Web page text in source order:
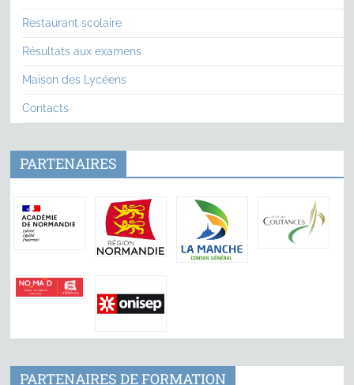
Restaurant scolaire
Résultats aux examens
Maison des Lycéens
Contacts
PARTENAIRES
PARTENAIRES DE FORMATION